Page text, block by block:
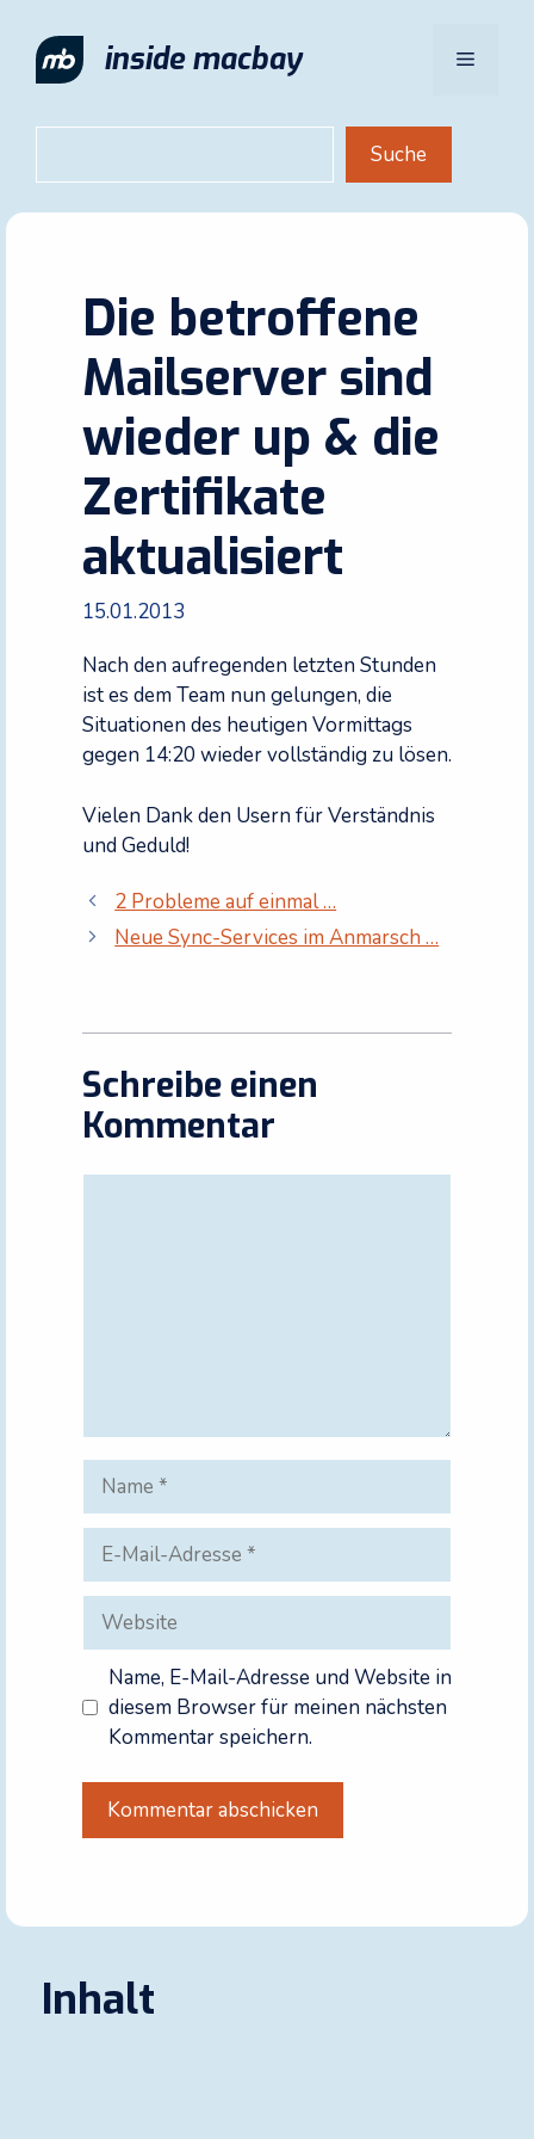
Inhalt
springen
inside macbay Menü
Suche
Die betroffene
Mailserver sind
wieder up & die
Zertifikate
aktualisiert
15.01.2013
Nach den aufregenden letzten Stunden
ist es dem Team nun gelungen, die
Situationen des heutigen Vormittags
gegen 14:20 wieder vollständig zu lösen.
Vielen Dank den Usern für Verständnis
und Geduld!
2 Probleme auf einmal …
Neue Sync-Services im Anmarsch …
Schreibe einen
Kommentar
Name
Mail-
Adresse
Website
Name, E-Mail-Adresse und Website in
diesem Browser für meinen nächsten
Kommentar speichern.
t
r
n
Inhalt